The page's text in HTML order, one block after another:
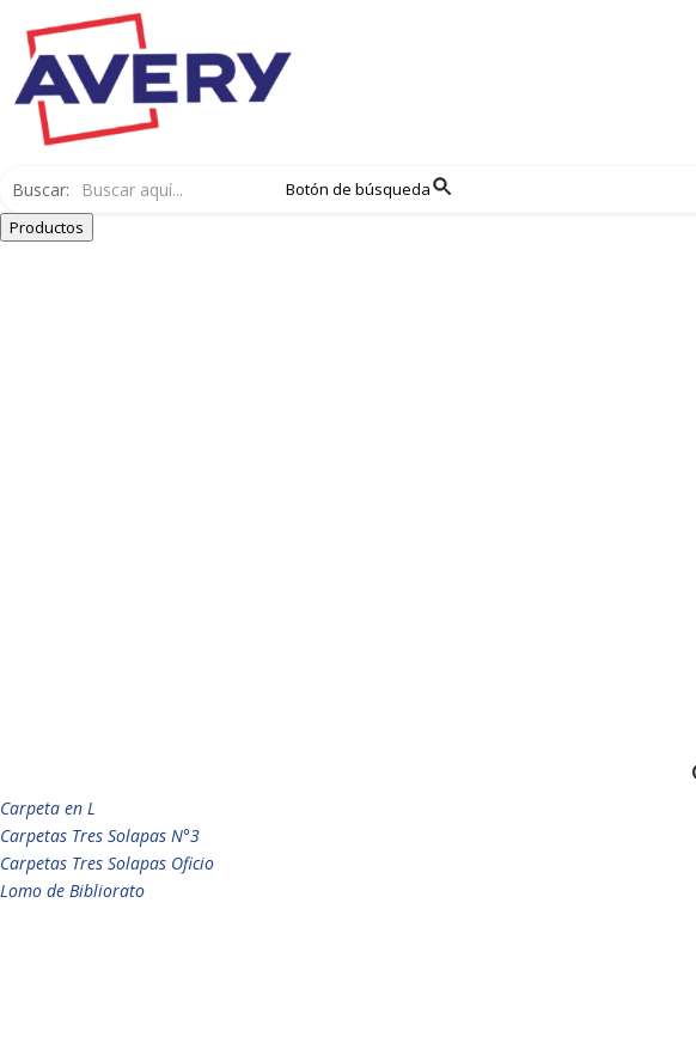
Buscar:
Botón de búsqueda
Productos
Carpeta en L
Carpetas Tres Solapas N°3
Carpetas Tres Solapas Oficio
Lomo de Bibliorato